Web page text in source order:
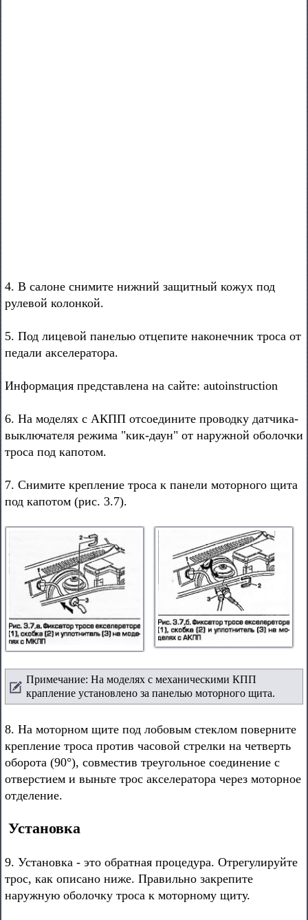
4. В салоне снимите нижний защитный кожух под
рулевой колонкой.
5. Под лицевой панелью отцепите наконечник троса от
педали акселератора.
Информация представлена на сайте: autoinstruction
6. На моделях с АКПП отсоедините проводку датчика-
выключателя режима "кик-даун" от наружной оболочки
троса под капотом.
7. Снимите крепление троса к панели моторного щита
под капотом (рис. 3.7).
Примечание: На моделях с механическими КПП
крапление установлено за панелью моторного щита.
8. На моторном щите под лобовым стеклом поверните
крепление троса против часовой стрелки на четверть
оборота (90°), совместив треугольное соединение с
отверстием и выньте трос акселератора через моторное
отделение.
Установка
9. Установка - это обратная процедура. Отрегулируйте
трос, как описано ниже. Правильно закрепите
наружную оболочку троса к моторному щиту.